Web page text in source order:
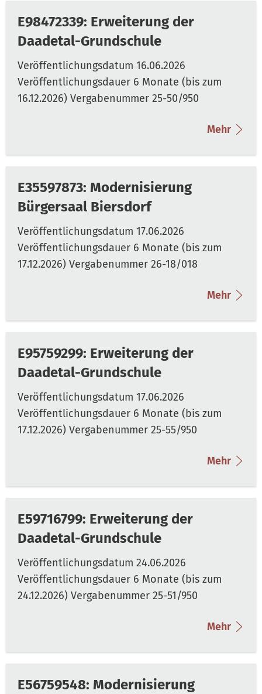
E98472339: Erweiterung der
Daadetal-Grundschule
Mehr
E35597873: Modernisierung
Bürgersaal Biersdorf
Mehr
E95759299: Erweiterung der
Daadetal-Grundschule
Mehr
E59716799: Erweiterung der
Daadetal-Grundschule
Mehr
E56759548: Modernisierung